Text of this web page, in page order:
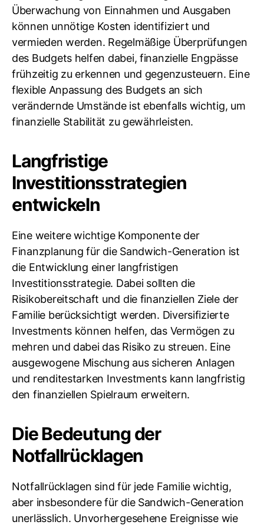
Überwachung von Einnahmen und Ausgaben
können unnötige Kosten identifiziert und
vermieden werden. Regelmäßige Überprüfungen
des Budgets helfen dabei, finanzielle Engpässe
frühzeitig zu erkennen und gegenzusteuern. Eine
flexible Anpassung des Budgets an sich
verändernde Umstände ist ebenfalls wichtig, um
finanzielle Stabilität zu gewährleisten.
Langfristige
Investitionsstrategien
entwickeln
Eine weitere wichtige Komponente der
Finanzplanung für die Sandwich-Generation ist
die Entwicklung einer langfristigen
Investitionsstrategie. Dabei sollten die
Risikobereitschaft und die finanziellen Ziele der
Familie berücksichtigt werden. Diversifizierte
Investments können helfen, das Vermögen zu
mehren und dabei das Risiko zu streuen. Eine
ausgewogene Mischung aus sicheren Anlagen
und renditestarken Investments kann langfristig
den finanziellen Spielraum erweitern.
Die Bedeutung der
Notfallrücklagen
Notfallrücklagen sind für jede Familie wichtig,
aber insbesondere für die Sandwich-Generation
unerlässlich. Unvorhergesehene Ereignisse wie